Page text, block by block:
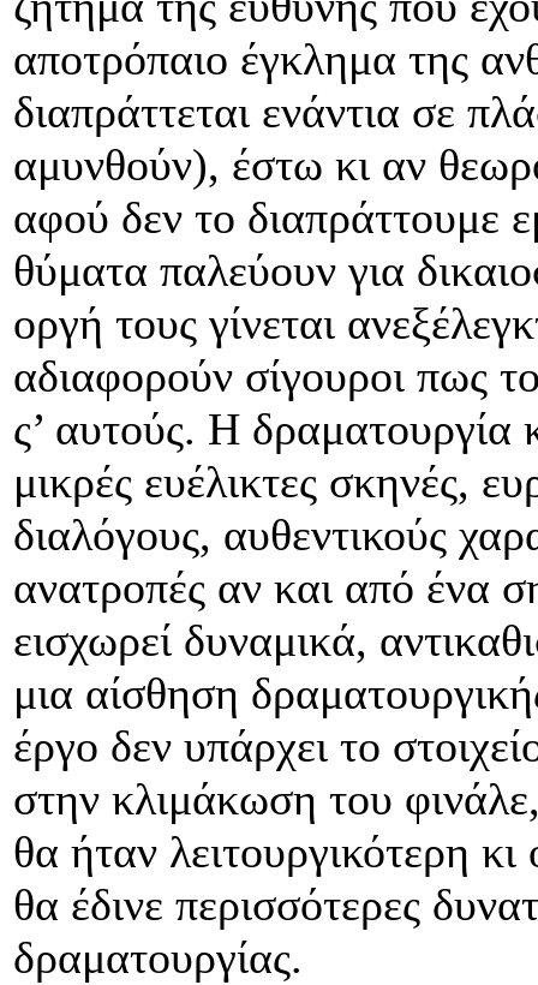
αποτρόπαιο έγκλημα της
διαπράττεται ενάντια σε
αμυνθούν), έστω κι αν
αφού δεν το διαπράττουμε
θύματα παλεύουν για
οργή τους γίνεται
αδιαφορούν σίγουροι πως
ς’ αυτούς. Η δραματουργία
μικρές ευέλικτες σκηνές,
διαλόγους, αυθεντικούς
ανατροπές αν και από ένα
εισχωρεί δυναμικά,
μια αίσθηση
έργο δεν υπάρχει το
στην κλιμάκωση του
θα ήταν λειτουργικότερη
θα έδινε περισσότερες
δραματουργίας.